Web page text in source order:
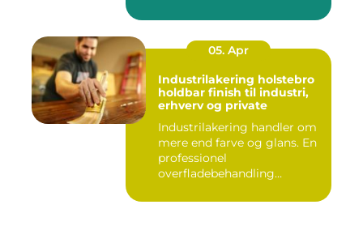
05. Apr
Industrilakering holstebro
holdbar finish til industri,
erhverv og private
Industrilakering handler om
mere end farve og glans. En
professionel
overfladebehandling